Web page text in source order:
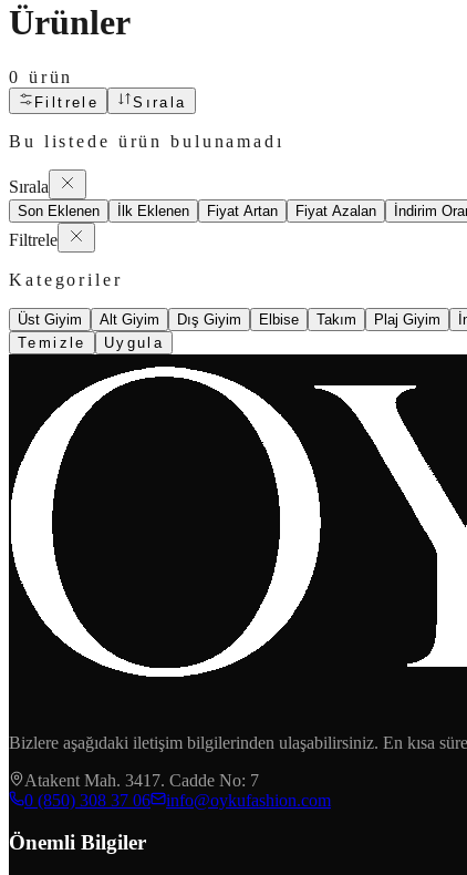
Ürünler
0 ürün
Filtrele Sırala
Bu listede ürün bulunamadı
Sırala
Son Eklenen İlk Eklenen Fiyat Artan Fiyat Azalan İndirim
Filtrele
Kategoriler
Üst Giyim Alt Giyim Dış Giyim Elbise Takım Plaj Giyim
Temizle
Uygula
Bizlere aşağıdaki iletişim bilgilerinden ulaşabilirsiniz. En kısa
Atakent Mah. 3417. Cadde No: 7
‪0 (850) 308 37 06‬
info@oykufashion.com
Önemli Bilgiler